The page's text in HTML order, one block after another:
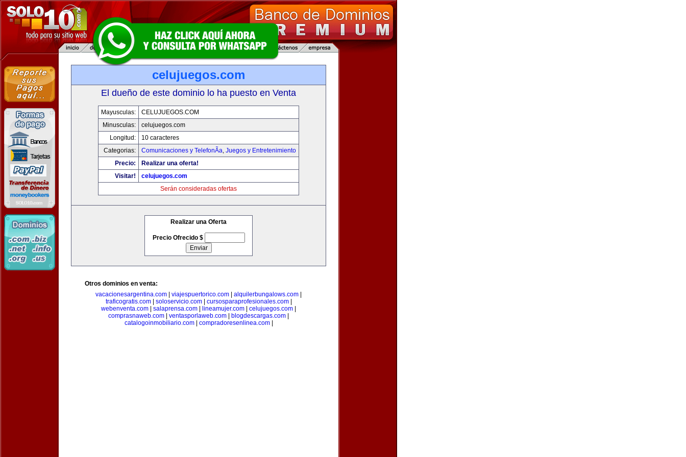
celujuegos.com
El dueño de este dominio lo ha puesto en Venta
Mayusculas:
CELUJUEGOS.COM
Minusculas:
celujuegos.com
Longitud:
10 caracteres
Categorias:
Comunicaciones y TelefonÃ­a, Juegos y Entretenimiento
Precio:
Realizar una oferta!
Visitar!
celujuegos.com
Serán consideradas ofertas
Realizar una Oferta
Precio Ofrecido $
Otros dominios en venta:
vacacionesargentina.com
viajespuertorico.com alquilerbungalows.com
traficogratis.com| soloservicio.com| cursosparaprofesionales.com|
webenventa.com
salaprensa.com lineamujer.com celujuegos.com
comprasnaweb.com
ventasporlaweb.com blogdescargas.com
catalogoinmobiliario.com| compradoresenlinea.com|